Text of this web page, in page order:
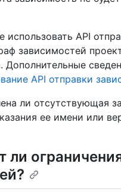
API
зависимостей
Дополнительные
API отправки
ли отсутствующая
ее имени или
ли